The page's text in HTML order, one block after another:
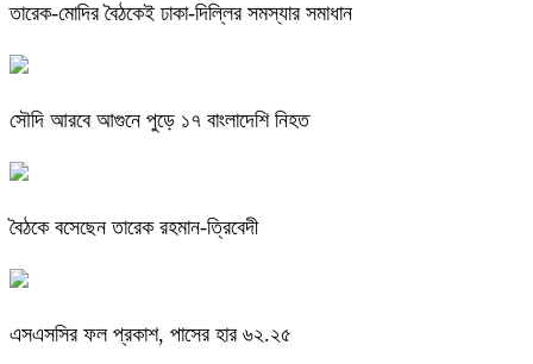
তারেক-মোদির বৈঠকেই ঢাকা-দিল্লির সমস্যার সমাধান
সৌদি আরবে আগুনে পুড়ে ১৭ বাংলাদেশি নিহত
বৈঠকে বসেছেন তারেক রহমান-ত্রিবেদী
এসএসসির ফল প্রকাশ, পাসের হার ৬২.২৫